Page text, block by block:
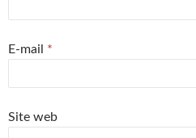
E-mail *
Site web